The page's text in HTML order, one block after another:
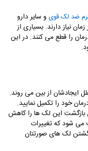
ضد لک قوی و سایر دارو
نیاز دارند. بسیاری از
را قطع می کنند. در این
ایجادشان از بین می روند.
خود را تکمیل نمایید.
بازگشت این لک ها را کاهش
شود که تغییرات
لک های صورتتان